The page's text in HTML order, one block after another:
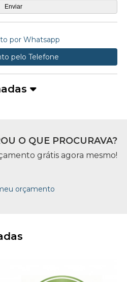
por Whatsapp
pelo Telefone
O QUE PROCURAVA?
grátis agora mesmo!
orçamento